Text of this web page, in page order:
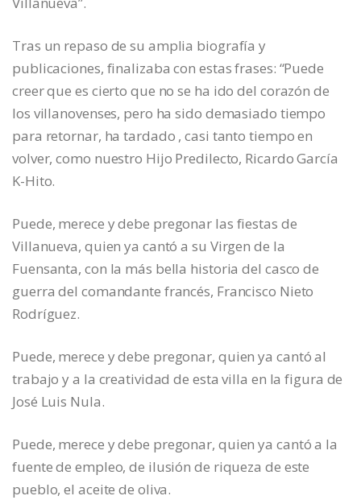
Tras un repaso de su amplia biografía y
publicaciones, finalizaba con estas frases: “Puede
creer que es cierto que no se ha ido del corazón de
los villanovenses, pero ha sido demasiado tiempo
para retornar, ha tardado , casi tanto tiempo en
volver, como nuestro Hijo Predilecto, Ricardo García
K-Hito.
Puede, merece y debe pregonar las fiestas de
Villanueva, quien ya cantó a su Virgen de la
Fuensanta, con la más bella historia del casco de
guerra del comandante francés, Francisco Nieto
Rodríguez.
Puede, merece y debe pregonar, quien ya cantó al
trabajo y a la creatividad de esta villa en la figura de
José Luis Nula.
Puede, merece y debe pregonar, quien ya cantó a la
fuente de empleo, de ilusión de riqueza de este
pueblo, el aceite de oliva.